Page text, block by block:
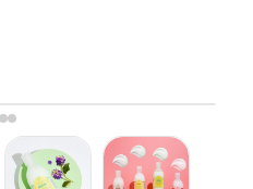
Share
1 din 4